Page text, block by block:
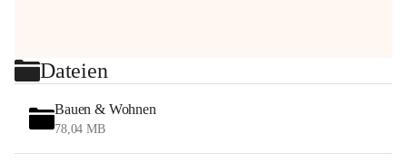
Dateien
Bauen & Wohnen
78,04 MB